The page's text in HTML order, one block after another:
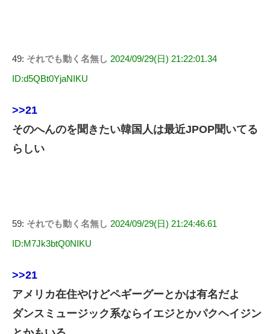
49: それでも動く名無し 2024/09/29(日) 21:22:01.34
ID:d5QBt0YjaNIKU
>>21
そのへんのを聞きたい韓国人は最近JPOP聞いてる
らしい
59: それでも動く名無し 2024/09/29(日) 21:24:46.61
ID:M7Jk3btQ0NIKU
>>21
アメリカ在住やけどペギーグーとかは有名だよ
ダンスミュージック系ならイエジとかパクヘイジン